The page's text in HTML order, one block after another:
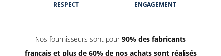
RESPECT ENGAGEMENT
Nos fournisseurs sont pour90% des fabricants
français et plus de 60% de nos achats sont réalisés